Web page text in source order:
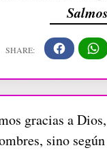
gracias a
sino